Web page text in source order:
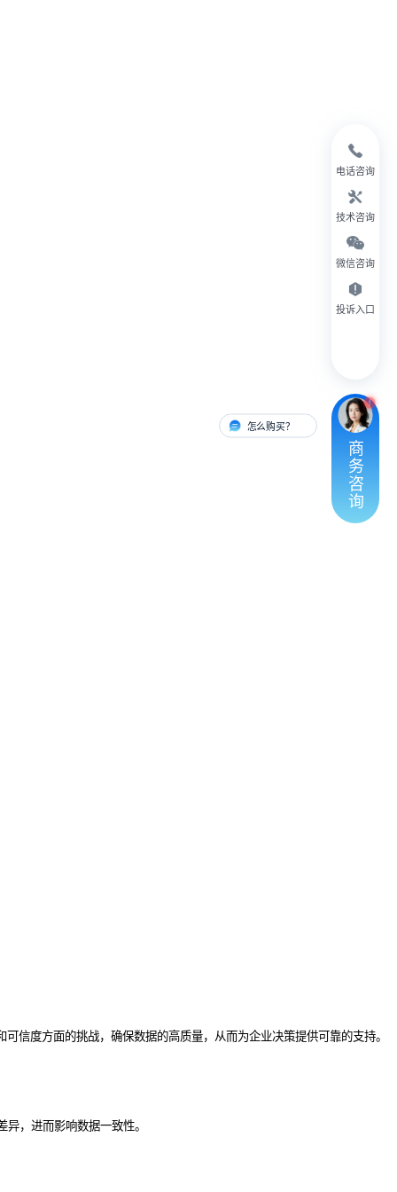
信度方面的挑战，确保数据的高质量，从而为企业决策提供可靠的支持。
，进而影响数据一致性。
电话咨询
技术咨询
微信咨询
投诉入口
怎么购买？ 有人对接
商
务
咨
询